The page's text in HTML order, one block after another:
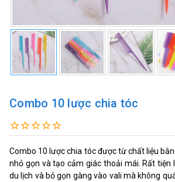
Combo 10 lược chia tóc
Combo 10 lược chia tóc được từ chất liệu
nhỏ gọn và tạo cảm giác thoải mái. Rất tiện
du lịch và bỏ gọn gàng vào vali mà không